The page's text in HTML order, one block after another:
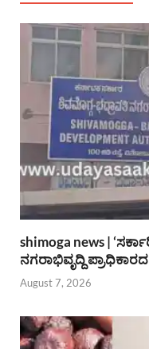
shimoga news |
ನಗರಾಭಿವೃದ್ದಿ
August 7, 2026